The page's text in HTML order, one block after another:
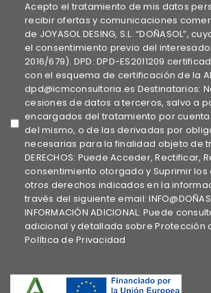
Acepto el tratamiento de mis datos
recibir ofertas y comunicaciones
de JOYASOL DESING, S.L. “DOÑASOL”,
el consentimiento previo del interesado
2016/679). DPD: DPD-ES2011209
con el esquema de certificación de la
dpd@icmconsultoria.es Destinatarios:
cesiones de datos a terceros, salvo a
encargados del tratamiento por
del mismo, o de las derivadas por
necesarias para la finalidad objeto de
DERECHOS: Puede Acceder, Rectificar,
consentimiento otorgado y Suprimir
otros derechos indicados en la
través del siguiente email:
INFORMACIÓN ADICIONAL: Puede
adicional y detallada sobre Protección
Política de Privacidad